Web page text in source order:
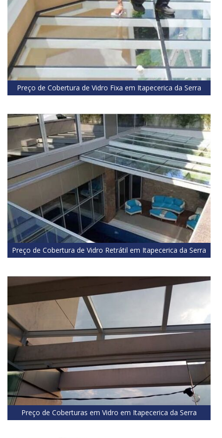
Preço de Cobertura de Vidro Fixa em Itapecerica da Serra
Preço de Cobertura de Vidro Retrátil em Itapecerica da Serra
Preço de Coberturas em Vidro em Itapecerica da Serra